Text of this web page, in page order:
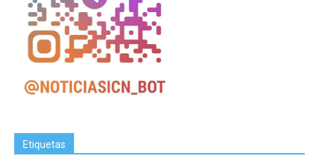
Etiquetas